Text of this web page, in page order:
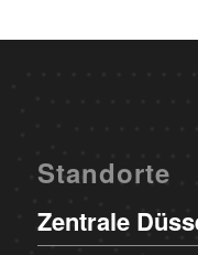
Standorte
Zentrale